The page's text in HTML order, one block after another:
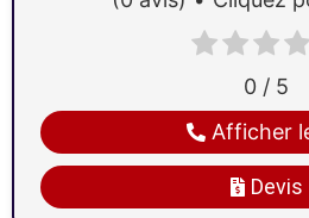
Devis
Afficher
0 / 5